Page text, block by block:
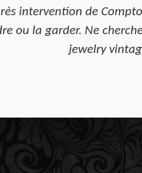
intervention de
ou la garder. Ne
jewelry